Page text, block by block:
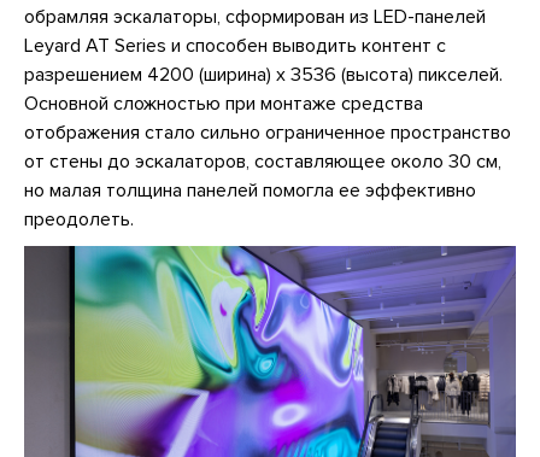
обрамляя эскалаторы, сформирован из LED-панелей
Leyard AT Series и способен выводить контент с
разрешением 4200 (ширина) х 3536 (высота) пикселей.
Основной сложностью при монтаже средства
отображения стало сильно ограниченное пространство
от стены до эскалаторов, составляющее около 30 см,
но малая толщина панелей помогла ее эффективно
преодолеть.